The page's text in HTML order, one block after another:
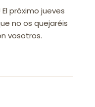
próximo jueves
no os quejaréis
vosotros.